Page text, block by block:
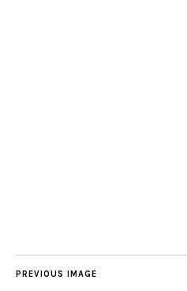
PREVIOUS IMAGE